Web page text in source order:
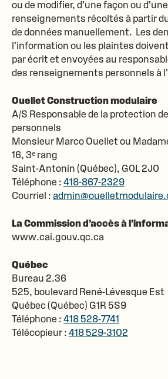
ou de modifier, d’une façon ou
renseignements récoltés à partir
de données manuellement. Les
l’information ou les plaintes
par écrit et envoyées au
des renseignements personnels à
Ouellet Construction modulaire
A/S Responsable de la protection
personnels
Monsieur Marco Ouellet ou
16, 3ᵉ rang
Saint-Antonin (Québec), G0L 2J0
Téléphone : 418-867-2329
Courriel :
La Commission d’accès à
www.cai.gouv.qc.ca
Québec
Bureau 2.36
525, boulevard René-Lévesque Est
Québec (Québec) G1R 5S9
Téléphone : 418 528-7741
Télécopieur : 418 529-3102